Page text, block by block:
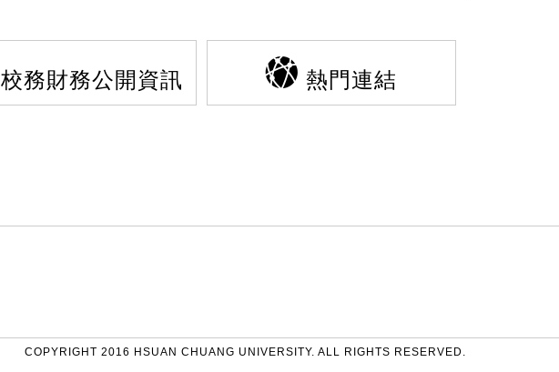
校務財務公開資訊 熱門連結
COPYRIGHT 2016 HSUAN CHUANG UNIVERSITY. ALL RIGHTS RESERVED.